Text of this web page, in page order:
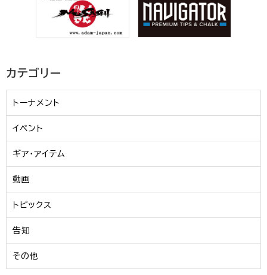
カテゴリー
トーナメント
イベント
ギア・アイテム
動画
トピックス
告知
その他